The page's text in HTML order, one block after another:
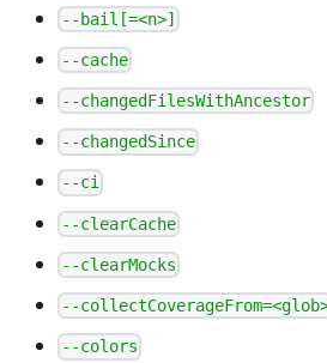
--bail[=<n>]
--cache
--changedFilesWithAncestor
--changedSince
--ci
--clearCache
--clearMocks
--
--colors